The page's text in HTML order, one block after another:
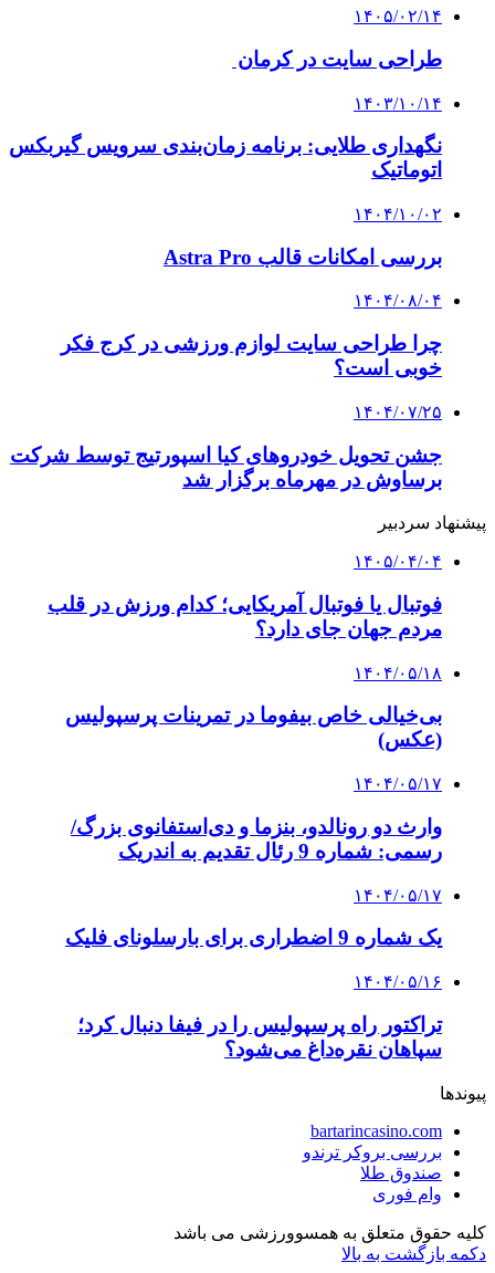
۱۴۰۵/۰۲/۱۴
طراحی سایت در کرمان
۱۴۰۳/۱۰/۱۴
نگهداری طلایی: برنامه زمان‌بندی سرویس گیربکس
اتوماتیک
۱۴۰۴/۱۰/۰۲
بررسی امکانات قالب Astra Pro
۱۴۰۴/۰۸/۰۴
چرا طراحی سایت لوازم ورزشی در کرج فکر
خوبی است؟
۱۴۰۴/۰۷/۲۵
جشن تحویل خودروهای کیا اسپورتیج توسط شرکت
برساوش در مهرماه برگزار شد
پیشنهاد سردبیر
۱۴۰۵/۰۴/۰۴
فوتبال یا فوتبال آمریکایی؛ کدام ورزش در قلب
مردم جهان جای دارد؟
۱۴۰۴/۰۵/۱۸
بی‌خیالی خاص بیفوما در تمرینات پرسپولیس
(عکس)
۱۴۰۴/۰۵/۱۷
وارث دو رونالدو، بنزما و دی‌استفانوی بزرگ/
رسمی: شماره 9 رئال تقدیم به اندریک
۱۴۰۴/۰۵/۱۷
یک شماره 9 اضطراری برای بارسلونای فلیک
۱۴۰۴/۰۵/۱۶
تراکتور راه پرسپولیس را در فیفا دنبال کرد؛
سپاهان نقره‌داغ می‌شود؟
پیوندها
bartarincasino.com
بررسی بروکر ترندو
صندوق طلا
وام فوری
کلیه حقوق متعلق به همسوورزشی می باشد
دکمه بازگشت به بالا